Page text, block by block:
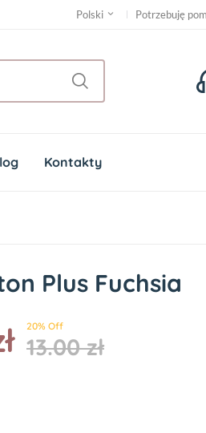
Polski Potrzebuję
Kontakty
Plus Fuchsia
20% Off
13.00 zł